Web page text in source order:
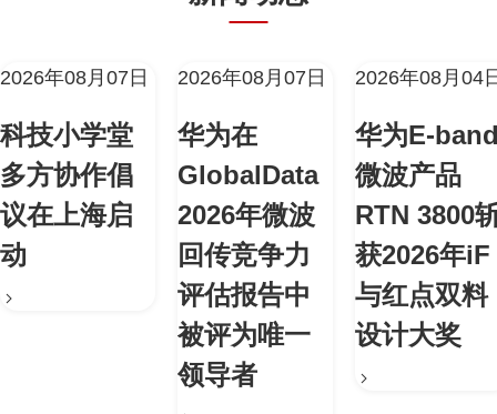
2026年08月07日
科技小学堂
多方协作倡
议在上海启
动
2026年08月07日
华为在
GlobalData
2026年微波
回传竞争力
评估报告中
被评为唯一
领导者
2026年08月04
华为E-
微波产品
RTN 3800
获2026年iF
与红点双料
设计大奖